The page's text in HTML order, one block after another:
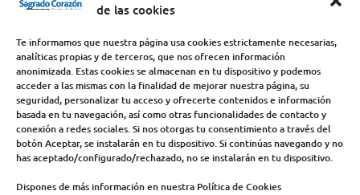
de las cookies
Te informamos que nuestra página usa cookies estrictamente necesarias,
analíticas propias y de terceros, que nos ofrecen información
anonimizada. Estas cookies se almacenan en tu dispositivo y podemos
acceder a las mismas con la finalidad de mejorar nuestra página, su
seguridad, personalizar tu acceso y ofrecerte contenidos e información
basada en tu navegación, así como otras funcionalidades de contacto y
conexión a redes sociales. Si nos otorgas tu consentimiento a través del
botón Aceptar, se instalarán en tu dispositivo. Si continúas navegando y no
has aceptado/configurado/rechazado, no se instalarán en tu dispositivo.
Dispones de más información en nuestra Política de Cookies
Colegio y Seminario Sagrado Corazón
Avda. Castilla y León, s/n – 34200 – Venta de Baños
(Palencia) – Teléfono 979770649